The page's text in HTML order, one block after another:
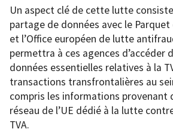
Un aspect clé de cette lutte
partage de données avec le Parquet
et l’Office européen de lutte
permettra à ces agences d’accéder
données essentielles relatives à la
transactions transfrontalières au
compris les informations provenant
réseau de l’UE dédié à la lutte
TVA.